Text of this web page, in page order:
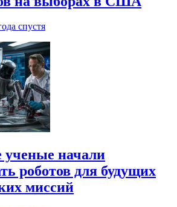
спустя
начали
роботов для будущих
миссий